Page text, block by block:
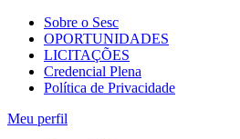
Sobre o Sesc
OPORTUNIDADES
LICITAÇÕES
Credencial Plena
Política de Privacidade
Meu perfil